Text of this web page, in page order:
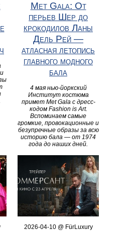
Met Gala: От
перьев Шер до
крокодилов Ланы
Дель Рей —
атласная летопись
главного модного
бала
4 мая нью-йоркский
Институт костюма
примет Met Gala с дресс-
кодом Fashion is Art.
Вспоминаем самые
громкие, провокационные и
безупречные образы за всю
историю бала — от 1974
года до наших дней.
2026-04-10 @ FürLuxury